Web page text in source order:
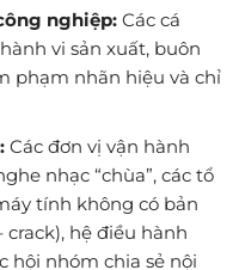
nghiệp: Các cá
vi sản xuất, buôn
phạm nhãn hiệu và chỉ
Các đơn vị vận hành
nhạc “chùa”, các tổ
tính không có bản
hệ điều hành
hội nhóm chia sẻ nội